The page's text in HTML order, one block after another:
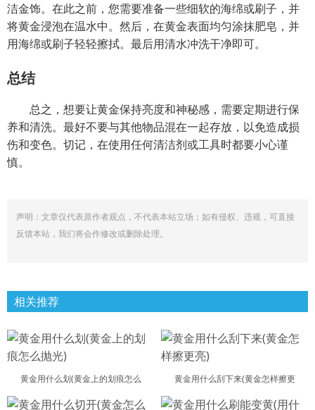
洁金饰。在此之前，您需要准备一些细软的海绵或刷子，并
将黄金浸泡在温水中。然后，在黄金表面均匀涂抹肥皂，并
用海绵或刷子轻轻擦拭。最后用清水冲洗干净即可。
总结
总之，想要让黄金保持亮度和神秘感，需要定期进行保
养和清洗。最好不要与其他物品混在一起存放，以免造成损
伤和变色。切记，在使用任何清洁剂或工具时都要小心谨
慎。
声明：文章仅代表原作者观点，不代表本站立场；如有侵权、违规，可直接
反馈本站，我们将会作修改或删除处理。
相关推荐
黄金用什么划(黄金上的划痕怎么 黄金用什么刮下来(黄金怎样擦更